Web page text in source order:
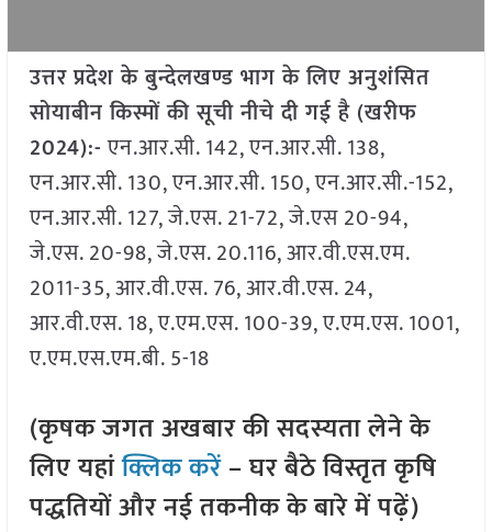
उत्तर प्रदेश के बुन्देलखण्ड भाग के लिए अनुशंसित
सोयाबीन किस्मों की सूची नीचे दी गई है (खरीफ
2024):-एन.आर.सी. 142, एन.आर.सी. 138,
एन.आर.सी. 130, एन.आर.सी. 150, एन.आर.सी.-152,
एन.आर.सी. 127, जे.एस. 21-72, जे.एस 20-94,
जे.एस. 20-98, जे.एस. 20.116, आर.वी.एस.एम.
2011-35, आर.वी.एस. 76, आर.वी.एस. 24,
आर.वी.एस. 18, ए.एम.एस. 100-39, ए.एम.एस. 1001,
ए.एम.एस.एम.बी. 5-18
(कृषक जगत अखबार की सदस्यता लेने के
लिए यहांक्लिक करें– घर बैठे विस्तृत कृषि
पद्धतियों और नई तकनीक के बारे में पढ़ें)